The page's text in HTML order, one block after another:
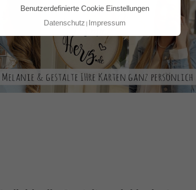
Benutzerdefinierte Cookie Einstellungen
Datenschutz Impressum